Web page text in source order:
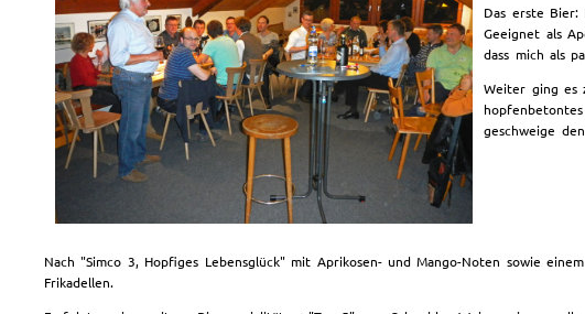
Das erste
Geeignet als
dass mich als
Weiter ging es
geschweige
Nach "Simco 3, Hopfiges Lebensglück" mit Aprikosen- und Mango-Noten sowie
Frikadellen.